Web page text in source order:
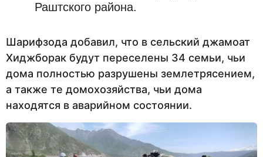
Раштского района.
Шарифзода добавил, что в сельский джамоат
Хиджборак будут переселены 34 семьи, чьи
дома полностью разрушены землетрясением,
а также те домохозяйства, чьи дома
находятся в аварийном состоянии.